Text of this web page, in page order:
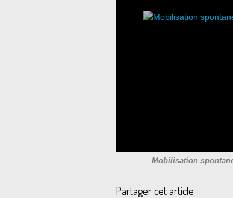
Mobilisation
Partager cet article